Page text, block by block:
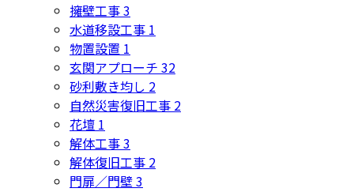
擁壁工事3
水道移設工事 1
物置設置 1
玄関アプローチ 32
砂利敷き均し 2
自然災害復旧工事 2
花壇 1
解体工事3
解体復旧工事 2
門扉／門壁3